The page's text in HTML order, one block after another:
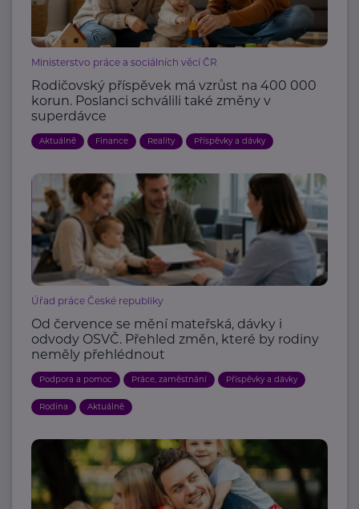
Ministerstvo práce a sociálních věcí ČR
Rodičovský příspěvek má vzrůst na 400 000
korun. Poslanci schválili také změny v
superdávce
Aktuálně Finance Reality Příspěvky a dávky
Úřad práce České republiky
Od července se mění mateřská, dávky i
odvody OSVČ. Přehled změn, které by rodiny
neměly přehlédnout
Podpora a pomoc Práce, zaměstnání Příspěvky a dávky
Rodina Aktuálně